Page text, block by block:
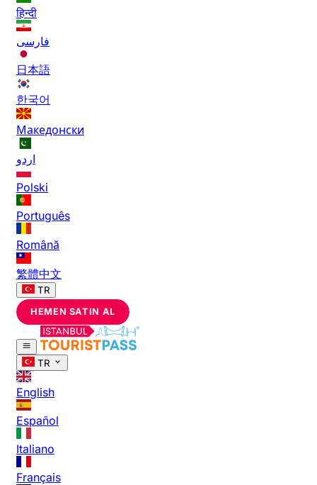
हिन्दी
فارسی
日本語
한국어
Македонски
اردو
Polski
Português
Română
繁體中文
TR
HEMEN SATIN AL
TR
English
Español
Italiano
Français